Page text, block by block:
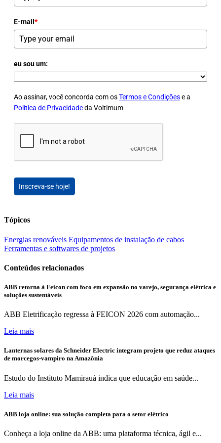
E-mail *
eu sou um:
Ao assinar, você concorda com osTermos e Condiçõese a
Política de Privacidadeda Voltimum
Inscreva-se hoje!
Tópicos
Energias renováveis Equipamentos de instalação de cabos
Ferramentas e softwares de projetos
Conteúdos relacionados
ABB retorna à Feicon com foco em expansão no varejo, segurança elétrica e
soluções sustentáveis
ABB Eletrificação regressa à FEICON 2026 com automação...
Leia mais
Lanternas solares da Schneider Electric integram projeto que reduz ataques
de morcegos-vampiro na Amazônia
Estudo do Instituto Mamirauá indica que educação em saúde...
Leia mais
ABB loja online: sua solução completa para o setor elétrico
Conheça a loja online da ABB: uma plataforma técnica, ágil e...